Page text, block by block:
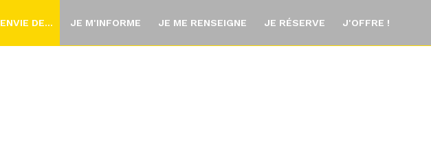
ENVIE DE... JE M'INFORME JE ME RENSEIGNE JE RÉSERVE J'OFFRE !